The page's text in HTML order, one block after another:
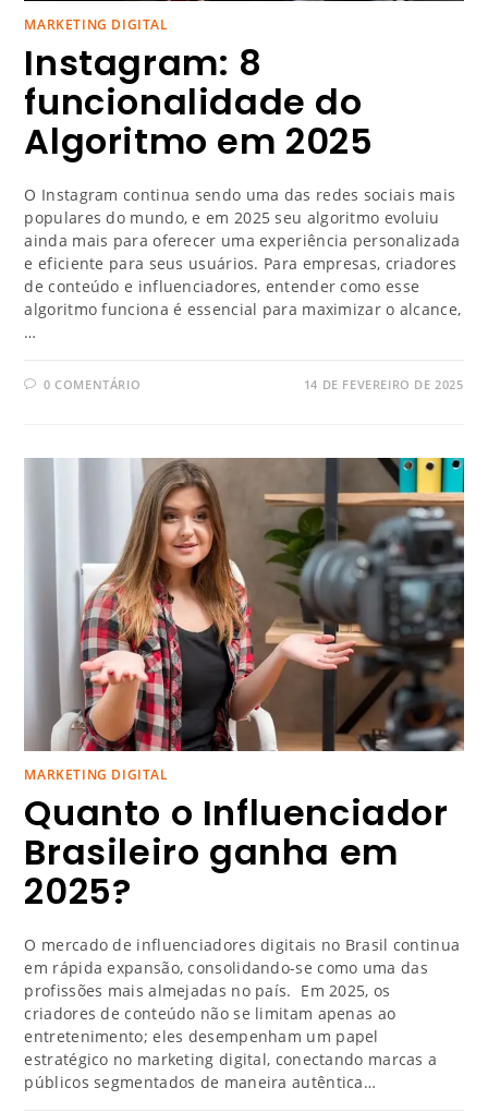
MARKETING DIGITAL
Instagram: 8
funcionalidade do
Algoritmo em 2025
O Instagram continua sendo uma das redes sociais mais
populares do mundo, e em 2025 seu algoritmo evoluiu
ainda mais para oferecer uma experiência personalizada
e eficiente para seus usuários. Para empresas, criadores
de conteúdo e influenciadores, entender como esse
algoritmo funciona é essencial para maximizar o alcance,
…
0 COMENTÁRIO 14 DE FEVEREIRO DE 2025
MARKETING DIGITAL
Quanto o Influenciador
Brasileiro ganha em
2025?
O mercado de influenciadores digitais no Brasil continua
em rápida expansão, consolidando-se como uma das
profissões mais almejadas no país. Em 2025, os
criadores de conteúdo não se limitam apenas ao
entretenimento; eles desempenham um papel
estratégico no marketing digital, conectando marcas a
públicos segmentados de maneira autêntica…